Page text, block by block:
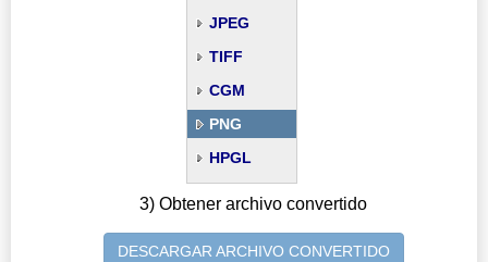
JPEG
TIFF
CGM
PNG
HPGL
3) Obtener archivo convertido
DESCARGAR ARCHIVO CONVERTIDO